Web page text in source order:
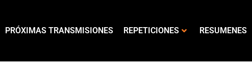
PRÓXIMAS TRANSMISIONES REPETICIONES RESUMENES